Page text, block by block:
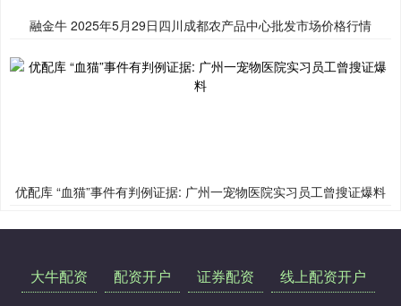
融金牛 2025年5月29日四川成都农产品中心批发市场价格行情
优配库 “血猫”事件有判例证据: 广州一宠物医院实习员工曾搜证爆料
大牛配资 配资开户 证券配资 线上配资开户